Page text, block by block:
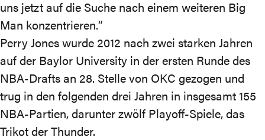
uns jetzt auf die Suche nach einem weiteren Big
Man konzentrieren.“
Perry Jones wurde 2012 nach zwei starken Jahren
auf der Baylor University in der ersten Runde des
NBA-Drafts an 28. Stelle von OKC gezogen und
trug in den folgenden drei Jahren in insgesamt 155
NBA-Partien, darunter zwölf Playoff-Spiele, das
Trikot der Thunder.